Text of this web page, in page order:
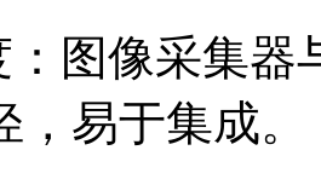
：图像采集器
易于集成。